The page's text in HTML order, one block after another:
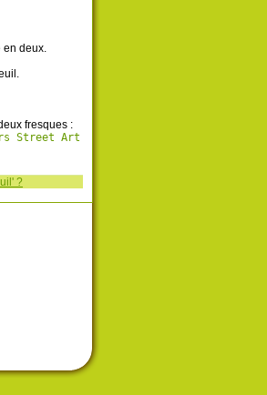
en deux.
fresques :
Street Art
?